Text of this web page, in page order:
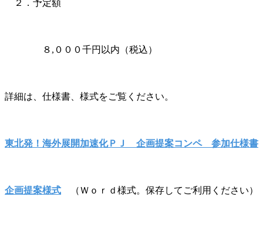
２．予定額
８,０００千円以内（税込）
詳細は、仕様書、様式をご覧ください。
東北発！海外展開加速化ＰＪ 企画提案コンペ 参加仕様書
企画提案様式 （Ｗｏｒｄ様式。保存してご利用ください）